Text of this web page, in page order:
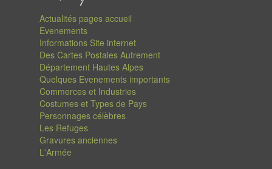
Actualités pages accueil
Evenements
Informations Site internet
Des Cartes Postales Autrement
Département Hautes Alpes
Quelques Evenements importants
Commerces et Industries
Costumes et Types de Pays
Personnages célèbres
Les Refuges
Gravures anciennes
L'Armée